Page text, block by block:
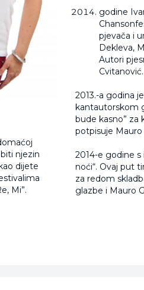
njezin
dijete
Mi”.
godine
pjevača i
Dekleva,
Autori
Cvitanović.
2013.-a godina
kantautorskom
bude kasno” za
potpisuje Mauro
2014-e godine
noći“. Ovaj put
za redom
glazbe i Mauro